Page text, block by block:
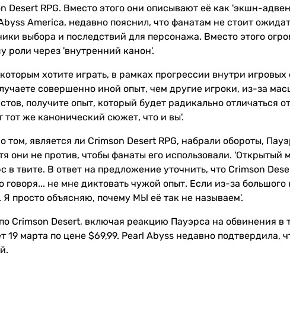
Desert RPG. Вместо этого они описывают её как 'экшн-
America, недавно пояснил, что фанатам не стоит
выбора и последствий для персонажа. Вместо этого
роли через 'внутренний канон'.
хотите играть, в рамках прогрессии внутри
совершенно иной опыт, чем другие игроки, из-за
получите опыт, который будет радикально отличаться
тот же канонический сюжет, что и вы'.
том, является ли Crimson Desert RPG, набрали обороты,
они не против, чтобы фанаты его использовали.
в твите. В ответ на предложение уточнить, что Crimson
не мне диктовать чужой опыт. Если из-за большого
Я просто объясняю, почему МЫ её так не называем'.
Crimson Desert, включая реакцию Пауэрса на обвинения в
марта по цене $69,99. Pearl Abyss недавно подтвердила,